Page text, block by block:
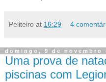
Peliteiro at 16:29 4
domingo, 9 de novembro
Uma prova de
piscinas com